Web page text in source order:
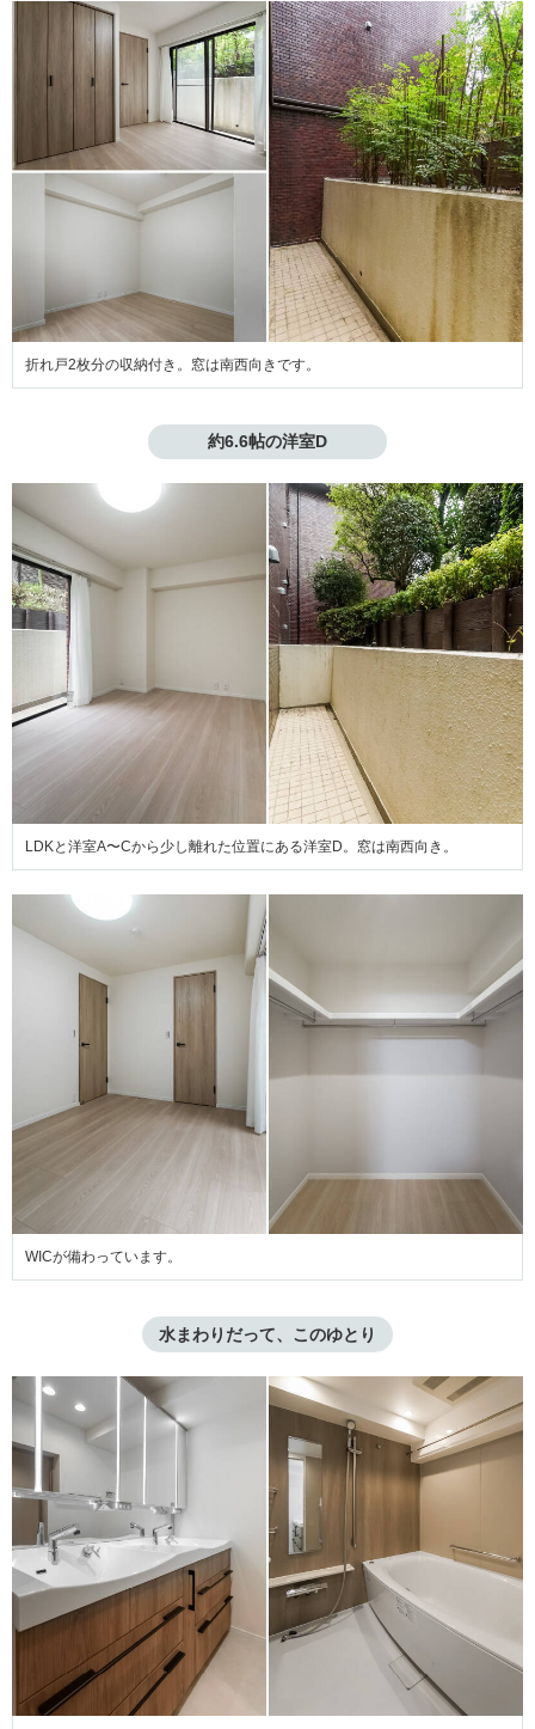
折れ戸2枚分の収納付き。窓は南西向きです。
約6.6帖の洋室D
LDKと洋室A〜Cから少し離れた位置にある洋室D。窓は南西向き。
WICが備わっています。
水まわりだって、このゆとり